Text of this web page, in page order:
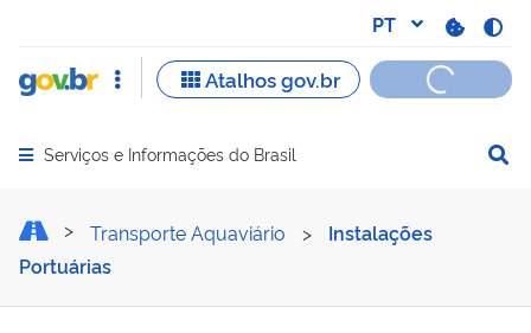
Abrir menu principal de navegação
Serviços e Informações do Brasil
Requisitar a emissão de
Transporte Aquaviário >
Instalações
Portuárias